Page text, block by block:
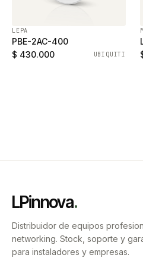
LEPA
PBE-2AC-400
$ 430.000
UBIQUITI
LPinnova.
Distribuidor de equipos
networking. Stock, soporte y
para instaladores y empresas.